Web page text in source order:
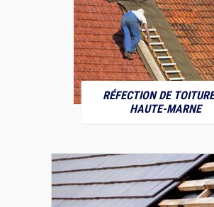
RÉFECTION DE
HAUTE-MARNE